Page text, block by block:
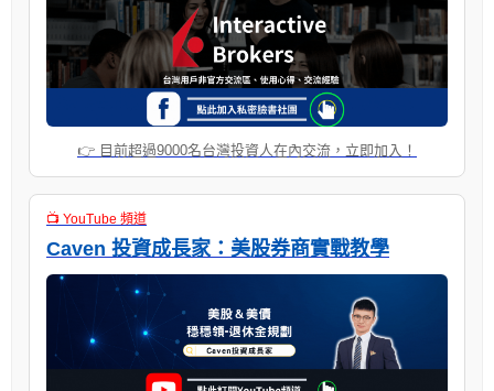
👉 目前超過9000名台灣投資人在內交流，立即加入！
📺 YouTube 頻道
Caven 投資成長家：美股券商實戰教學